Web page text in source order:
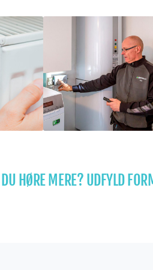
HØRE MERE? UDFYLD